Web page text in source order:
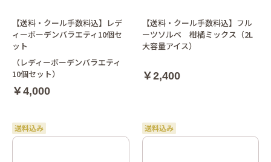
【送料・クール手数料込】レデ
ィーボーデンバラエティ10個セ
ット
（レディーボーデンバラエティ
10個セット）
￥4,000
【送料・クール手数料込】フル
ーツソルベ 柑橘ミックス（2L
大容量アイス）
￥2,400